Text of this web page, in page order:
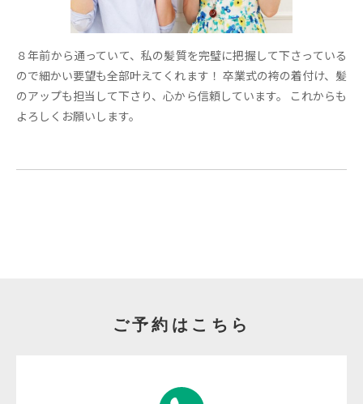
８年前から通っていて、私の髪質を完璧に把握して下さっている
ので細かい要望も全部叶えてくれます！ 卒業式の袴の着付け、髪
のアップも担当して下さり、心から信頼しています。 これからも
よろしくお願いします。
ご予約はこちら